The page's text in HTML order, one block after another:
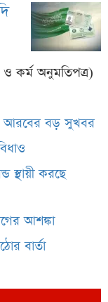
ঘোষ
জন্য হাইকোর্টের
যোগ্যতা লাগবে
হচ্ছে গেজেট
কি
ফল
ও কর্ম অনুমতিপত্র)
আরবের বড় সুখবর
স্থায়ী করছে
আশঙ্কা
বার্তা